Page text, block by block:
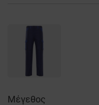
Μέγεθος